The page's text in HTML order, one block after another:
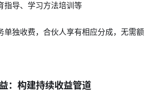
指导、学习方法培训等
单独收费，合伙人享有相应分成，无需额
：构建持续收益管道